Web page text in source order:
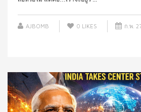
AJBOMB 0 LIKES ก.พ.